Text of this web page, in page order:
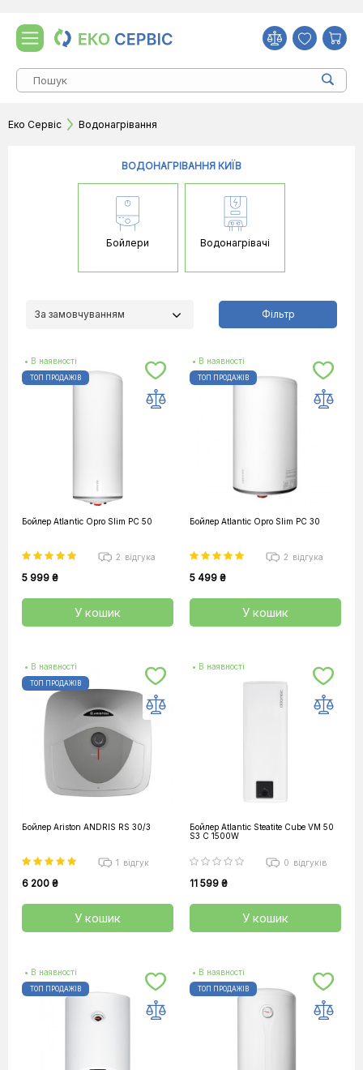
Еко Сервіс Водонагрівання
ВОДОНАГРІВАННЯ КИЇВ
Бойлери Водонагрівачі
Фільтр
За замовчуванням
• В наявності
ТОП ПРОДАЖІВ
Бойлер Atlantic Opro Slim PC 50
2 відгука
5 999 ₴
У кошик
• В наявності
ТОП ПРОДАЖІВ
Бойлер Atlantic Opro Slim PC 30
2 відгука
5 499 ₴
У кошик
• В наявності
ТОП ПРОДАЖІВ
Бойлер Ariston ANDRIS RS 30/3
1 відгук
6 200 ₴
У кошик
• В наявності
Бойлер Atlantic Steatite Cube VM 50
S3 C 1500W
0 відгуків
11 599 ₴
У кошик
• В наявності
ТОП ПРОДАЖІВ
• В наявності
ТОП ПРОДАЖІВ